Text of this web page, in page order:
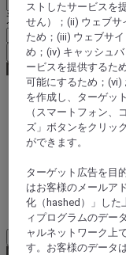
通貨
通貨を確定
World
Europe
Georgia
トビリシ
Load More See more
ストしたサービスを
せん）；(ii) ウェブサ
ため；(iii) ウェブサ
め；(iv) キャッシュ
ービスを提供するた
可能にするため；
を作成し、ターゲッ
（スマートフォン、
ズ」ボタンをクリッ
ができます。
ターゲット広告を目
はお客様のメールア
化（hashed）」した
ィプログラムのデー
ャルネットワーク上
す。お客様のデータ